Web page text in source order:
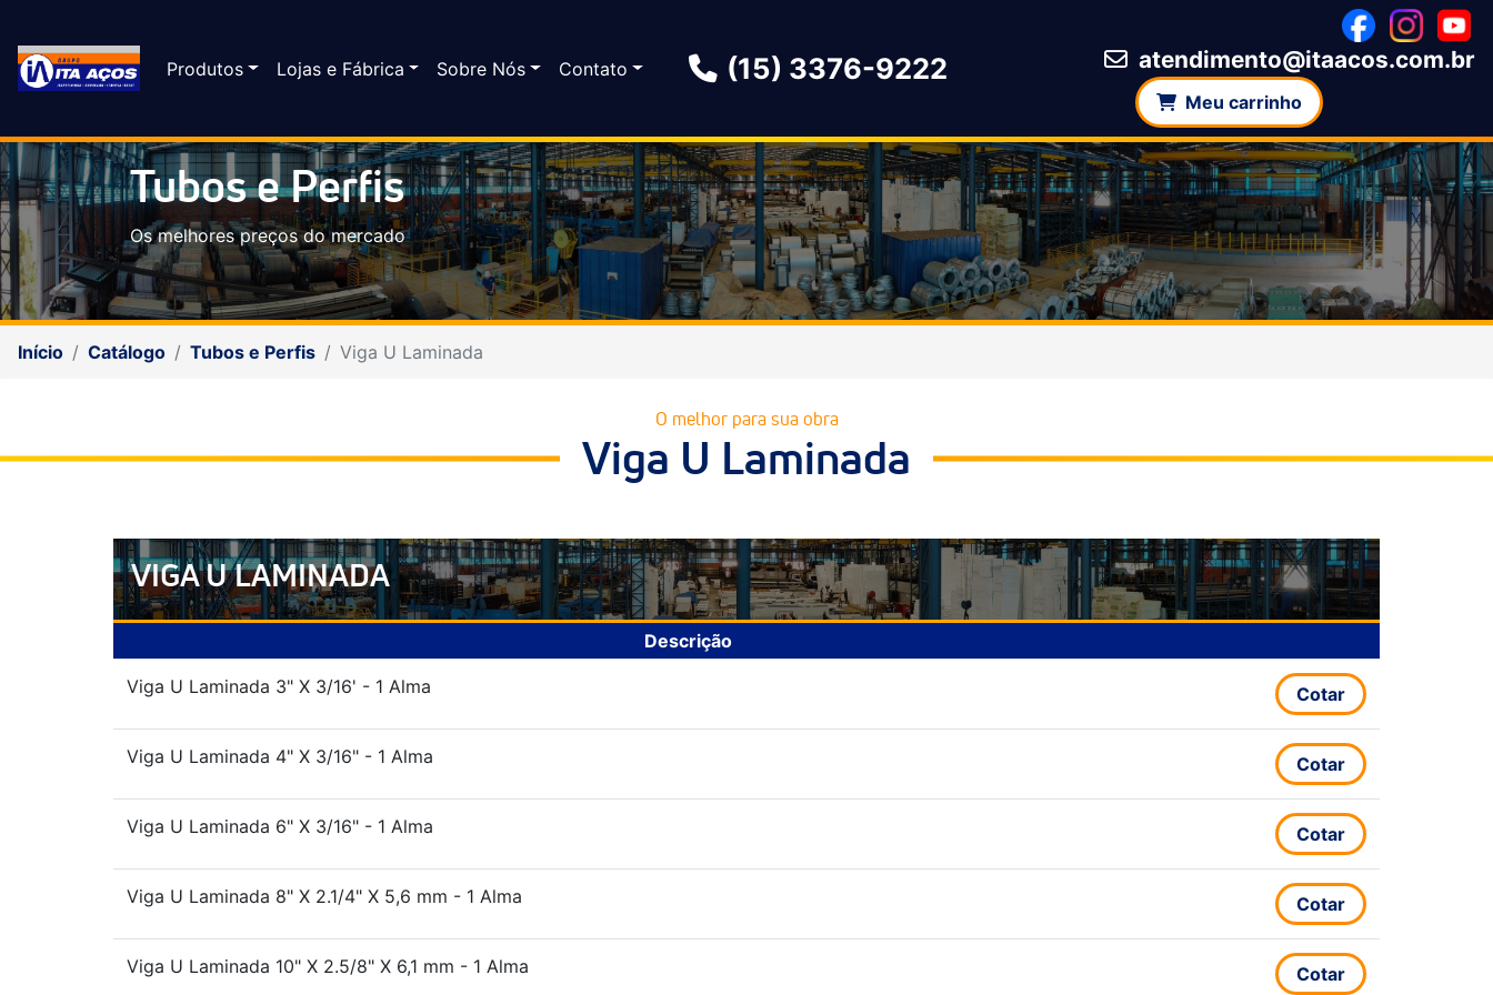
Produtos Lojas e Fábrica Sobre Nós Contato (15) 3376-9222 atendimento@itaacos.com.br
Meu carrinho
Tubos e Perfis
Os melhores preços do mercado
Início Catálogo Tubos e Perfis Viga U Laminada
O melhor para sua obra
Viga U Laminada
VIGA U LAMINADA
Descrição
Viga U Laminada 3" X 3/16' - 1 Alma Cotar
Viga U Laminada 4" X 3/16" - 1 Alma Cotar
Viga U Laminada 6" X 3/16" - 1 Alma Cotar
Viga U Laminada 8" X 2.1/4" X 5,6 mm - 1 Alma Cotar
Viga U Laminada 10" X 2.5/8" X 6,1 mm - 1 Alma Cotar